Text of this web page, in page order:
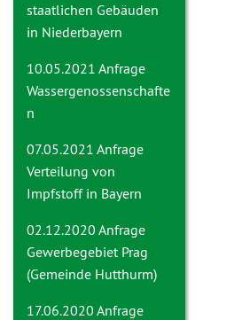
staatlichen Gebäuden
in Niederbayern
10.05.2021 Anfrage
Wassergenossenschafte
n
07.05.2021 Anfrage
Verteilung von
Impfstoff in Bayern
02.12.2020 Anfrage
Gewerbegebiet Prag
(Gemeinde Hutthurm)
17.06.2020 Anfrage